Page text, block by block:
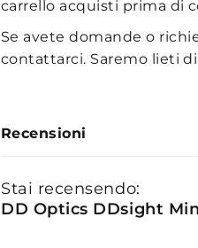
carrello acquisti prima di
Se avete domande o
contattarci. Saremo lieti
Recensioni
Stai recensendo:
DD Optics DDsight